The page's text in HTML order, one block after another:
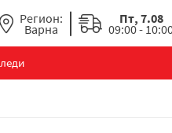
Регион:
Варна
Пт, 7.08
09:00 -